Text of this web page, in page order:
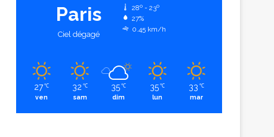
Paris
Ciel dégagé
28º - 23º
27%
0.45 km/h
27 ℃
ven
32 ℃
sam
35 ℃
dim
35 ℃
lun
33 ℃
mar